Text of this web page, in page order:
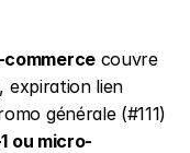
couvre
expiration lien
générale (#111)
ou micro-